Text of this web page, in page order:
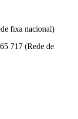
fixa nacional)
717 (Rede de